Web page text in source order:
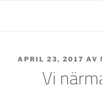
PUBLICERAT
APRIL 23, 2017 AV
Vi